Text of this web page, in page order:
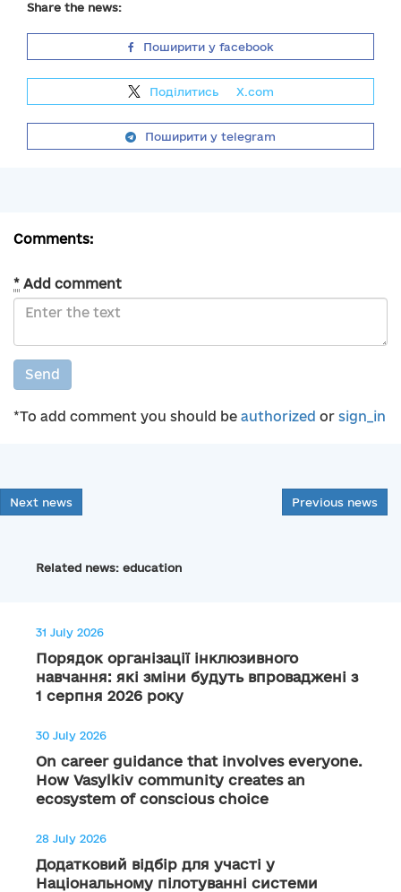
Share the news:
Поширити у facebook
Поділитись X.com
Поширити у telegram
Comments:
* Add comment
Send
*To add comment you should be authorized or sign_in
Next news Previous news
Related news: education
31 July 2026
Порядок організації інклюзивного
навчання: які зміни будуть впроваджені з
1 серпня 2026 року
30 July 2026
On career guidance that involves everyone.
How Vasylkiv community creates an
ecosystem of conscious choice
28 July 2026
Додатковий відбір для участі у
Національному пілотуванні системи